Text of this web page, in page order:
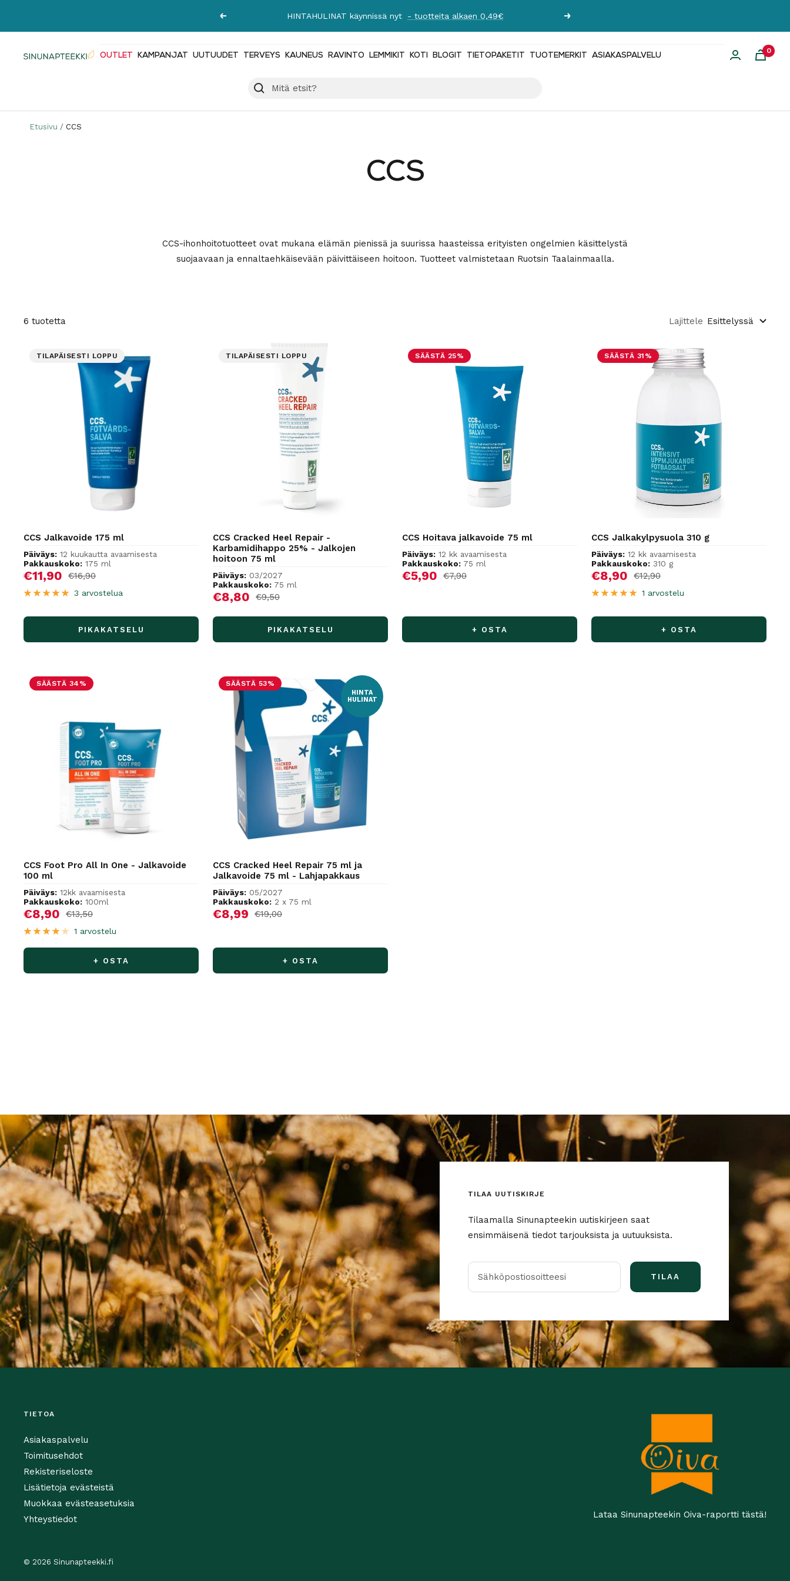
Edellinen Ilmainen toimitus yli 89 € tilauksiin! Lue lisää Seuraava
Sinunapteekki.fi OUTLET KAMPANJAT UUTUUDET TERVEYS KAUNEUS RAVINTO LEMMIKIT KOTI BLOGIT TIETOPAKETIT TUOTEMERKIT ASIAKASPALVELU
0
Etusivu CCS
CCS
CCS-ihonhoitotuotteet ovat mukana elämän pienissä ja suurissa haasteissa erityisten ongelmien käsittelystä
suojaavaan ja ennaltaehkäisevään päivittäiseen hoitoon. Tuotteet valmistetaan Ruotsin Taalainmaalla.
6 tuotetta Lajittele Esittelyssä
TILAPÄISESTI LOPPU
CCS Jalkavoide 175 ml
Päiväys: 12 kuukautta avaamisesta
Pakkauskoko: 175 ml
Alennushinta
€11,90 Normaalihinta
€16,90
3 arvostelua
PIKAKATSELU
TILAPÄISESTI LOPPU
CCS Cracked Heel Repair -
Karbamidihappo 25% - Jalkojen
hoitoon 75 ml
Päiväys: 03/2027
Pakkauskoko: 75 ml
Alennushinta
€8,80 Normaalihinta
€9,50
PIKAKATSELU
SÄÄSTÄ 25%
CCS Hoitava jalkavoide 75 ml
Päiväys: 12 kk avaamisesta
Pakkauskoko: 75 ml
Alennushinta
€5,90 Normaalihinta
€7,90
+ OSTA
SÄÄSTÄ 31%
CCS Jalkakylpysuola 310 g
Päiväys: 12 kk avaamisesta
Pakkauskoko: 310 g
Alennushinta
€8,90 Normaalihinta
€12,90
1 arvostelu
+ OSTA
SÄÄSTÄ 34%
CCS Foot Pro All In One - Jalkavoide
100 ml
Päiväys: 12kk avaamisesta
Pakkauskoko: 100ml
Alennushinta
€8,90 Normaalihinta
€13,50
1 arvostelu
+ OSTA
HINTA
HULINAT
SÄÄSTÄ 53%
CCS Cracked Heel Repair 75 ml ja
Jalkavoide 75 ml - Lahjapakkaus
Päiväys: 05/2027
Pakkauskoko: 2 x 75 ml
Alennushinta
€8,99 Normaalihinta
€19,00
+ OSTA
TILAA UUTISKIRJE
Tilaamalla Sinunapteekin uutiskirjeen saat
ensimmäisenä tiedot tarjouksista ja uutuuksista.
Sähköpostiosoitteesi TILAA
TIETOA
Asiakaspalvelu
Toimitusehdot
Rekisteriseloste
Lisätietoja evästeistä
Muokkaa evästeasetuksia
Yhteystiedot
Lataa Sinunapteekin Oiva-raportti tästä!
© 2026 Sinunapteekki.fi